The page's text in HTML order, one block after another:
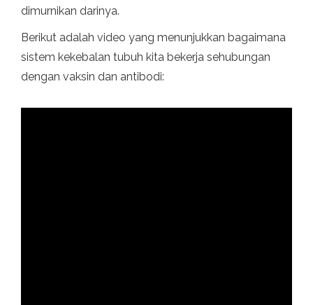
dimurnikan darinya.
Berikut adalah video yang menunjukkan bagaimana
sistem kekebalan tubuh kita bekerja sehubungan
dengan vaksin dan antibodi: